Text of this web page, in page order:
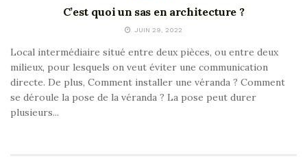
C’est quoi un sas en architecture ?
JUIN 29, 2022
Local intermédiaire situé entre deux pièces, ou entre deux
milieux, pour lesquels on veut éviter une communication
directe. De plus, Comment installer une véranda ? Comment
se déroule la pose de la véranda ? La pose peut durer
plusieurs...